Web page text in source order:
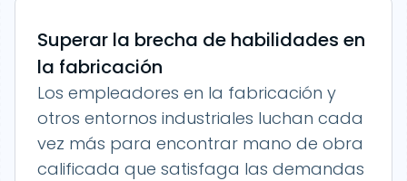
Superar la brecha de habilidades en
la fabricación
Los empleadores en la fabricación y
otros entornos industriales luchan cada
vez más para encontrar mano de obra
calificada que satisfaga las demandas